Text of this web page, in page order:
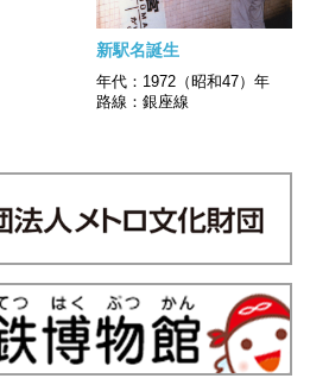
新駅名誕生
年代：1972（昭和47）年
路線：銀座線